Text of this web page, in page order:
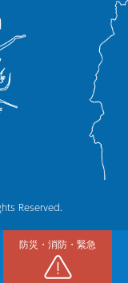
防災・消防・緊急
Reserved.